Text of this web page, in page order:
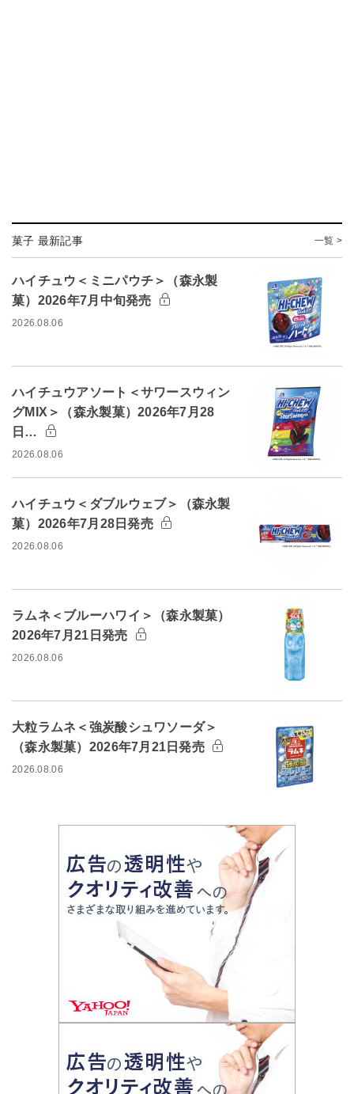
菓子 最新記事 一覧 >
ハイチュウ＜ミニパウチ＞（森永製
菓）2026年7月中旬発売
2026.08.06
ハイチュウアソート＜サワースウィン
グMIX＞（森永製菓）2026年7月28
日…
2026.08.06
ハイチュウ＜ダブルウェブ＞（森永製
菓）2026年7月28日発売
2026.08.06
ラムネ＜ブルーハワイ＞（森永製菓）
2026年7月21日発売
2026.08.06
大粒ラムネ＜強炭酸シュワソーダ＞
（森永製菓）2026年7月21日発売
2026.08.06